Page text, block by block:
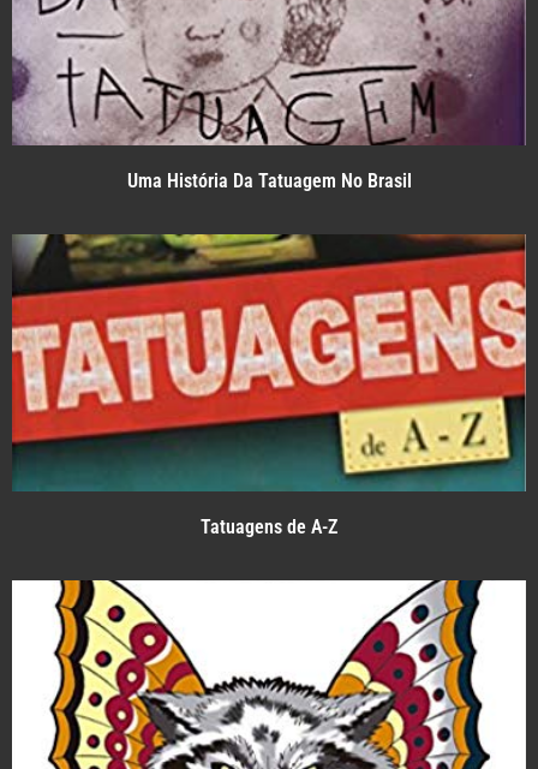
Uma História Da Tatuagem No Brasil
Tatuagens de A-Z